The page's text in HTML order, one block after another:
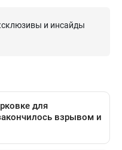
и инсайды